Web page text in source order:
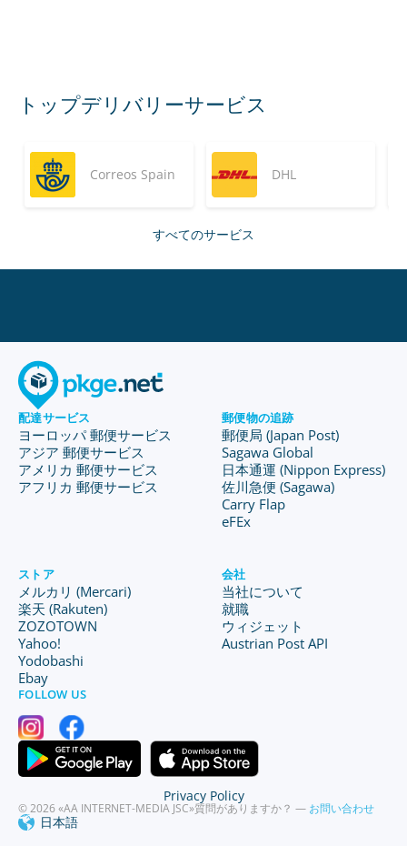
トップデリバリーサービス
Correos Spain DHL
すべてのサービス
配達サービス
ヨーロッパ 郵便サービス
アジア 郵便サービス
アメリカ 郵便サービス
アフリカ 郵便サービス
郵便物の追跡
郵便局 (Japan Post)
Sagawa Global
日本通運 (Nippon Express)
佐川急便 (Sagawa)
Carry Flap
eFEx
ストア
メルカリ (Mercari)
楽天 (Rakuten)
ZOZOTOWN
Yahoo!
Yodobashi
Ebay
会社
当社について
就職
ウィジェット
Austrian Post API
FOLLOW US
© 2026 «AA INTERNET-MEDIA JSC»質問がありますか？ — お問い合わせ
日本語
Privacy Policy